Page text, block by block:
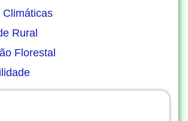
Climáticas
Rural
Florestal